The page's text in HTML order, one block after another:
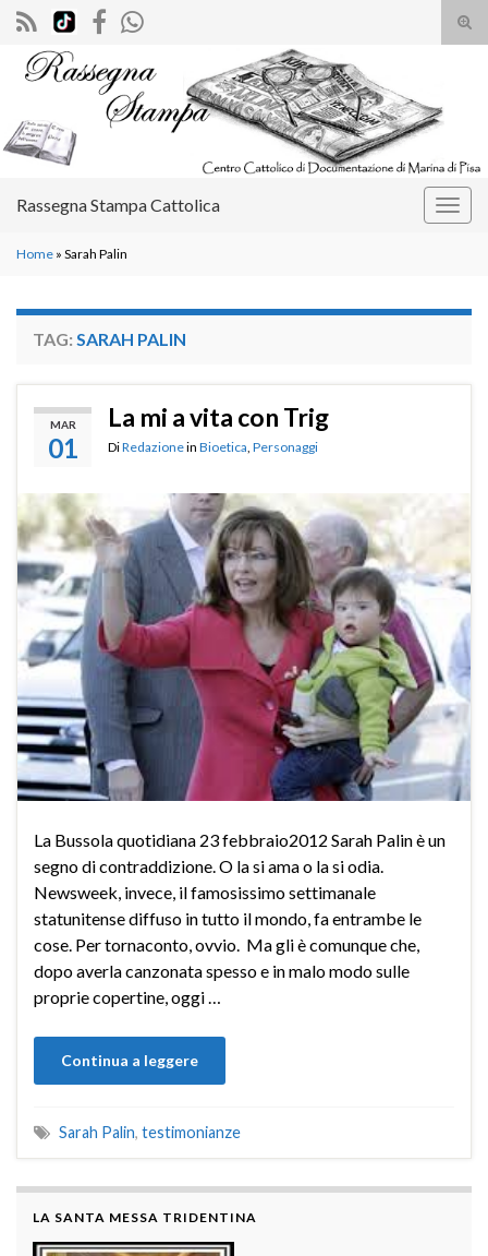
il
Search for:
Rassegna Stampa Cattolica
Home » Sarah Palin
TAG: SARAH PALIN
MAR
01
La mi a vita con Trig
DiRedazionein Bioetica Personaggi
La Bussola quotidiana 23 febbraio2012 Sarah Palin è un
segno di contraddizione. O la si ama o la si odia.
Newsweek, invece, il famosissimo settimanale
statunitense diffuso in tutto il mondo, fa entrambe le
cose. Per tornaconto, ovvio. Ma gli è comunque che,
dopo averla canzonata spesso e in malo modo sulle
proprie copertine, oggi …
Continua a leggere
Sarah Palin, testimonianze
LA SANTA MESSA TRIDENTINA